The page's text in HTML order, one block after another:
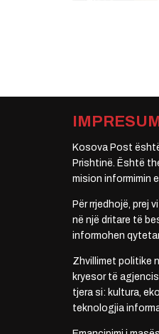
Kosova Post
Prishtinë. Është
mision informimin
Për rrjedhojë, prej
në një dritare të
informohen
Zhvillimet politike
kryesor të
tjera si: kultura,
teknologjia